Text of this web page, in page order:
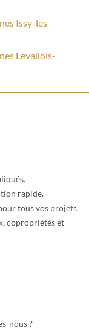
Issy-les-
Levallois-
rapide.
tous vos projets
copropriétés et
nous ?